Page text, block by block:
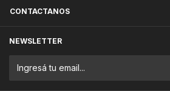
CONTACTANOS
NEWSLETTER